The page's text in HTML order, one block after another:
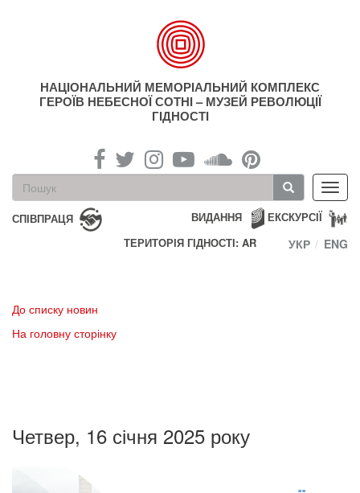
НАЦІОНАЛЬНИЙ МЕМОРІАЛЬНИЙ КОМПЛЕКС
ГЕРОЇВ НЕБЕСНОЇ СОТНІ – МУЗЕЙ РЕВОЛЮЦІЇ
ГІДНОСТІ
Пошукова
форма
Пошук
СПІВПРАЦЯ ЕКСКУРСІЇ
ВИДАННЯ
ТЕРИТОРІЯ ГІДНОСТІ: AR
УКР ENG
До списку новин
На головну сторінку
Четвер, 16 січня 2025 року